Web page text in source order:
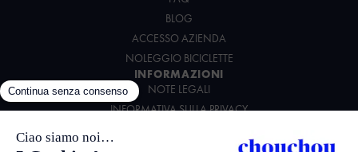
BLOG
ACCESSO AZIENDA
NOLEGGIO BICICLETTE
INFORMAZIONI
NOTE LEGALI
INFORMATIVA SULLA PRIVACY